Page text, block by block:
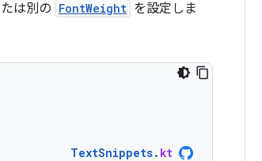
は別の FontWeight を設定しま
TextSnippets. kt